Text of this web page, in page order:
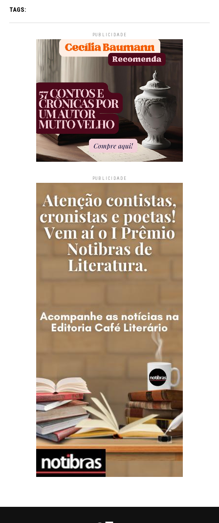
TAGS:
PUBLICIDADE
PUBLICIDADE